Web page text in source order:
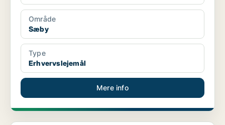
Område
Sæby
Type
Erhvervslejemål
Mere info